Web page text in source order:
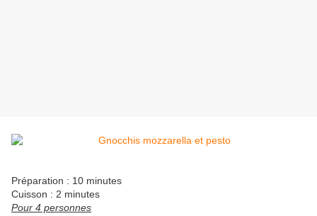
Préparation : 10 minutes
Cuisson : 2 minutes
Pour 4 personnes